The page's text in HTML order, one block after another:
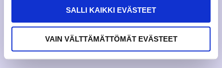
SALLI KAIKKI EVÄSTEET
VAIN VÄLTTÄMÄTTÖMÄT EVÄSTEET